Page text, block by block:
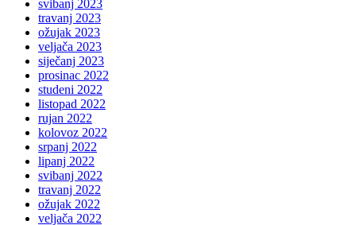
svibanj 2023
travanj 2023
ožujak 2023
veljača 2023
siječanj 2023
prosinac 2022
studeni 2022
listopad 2022
rujan 2022
kolovoz 2022
srpanj 2022
lipanj 2022
svibanj 2022
travanj 2022
ožujak 2022
veljača 2022